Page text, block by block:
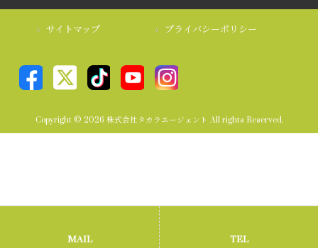
サイトマップ プライバシーポリシー
Copyright © 2026 株式会社タカラエージェント All rights Reserved.
MAIL TEL